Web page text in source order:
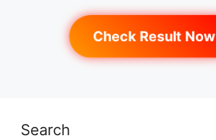
Check Result Now
Search